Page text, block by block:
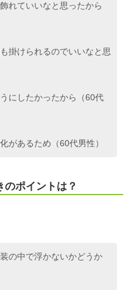
れていいなと思ったから
掛けられるのでいいなと思
にしたかったから（60代
があるため（60代男性）
ポイントは？
の中で浮かないかどうか